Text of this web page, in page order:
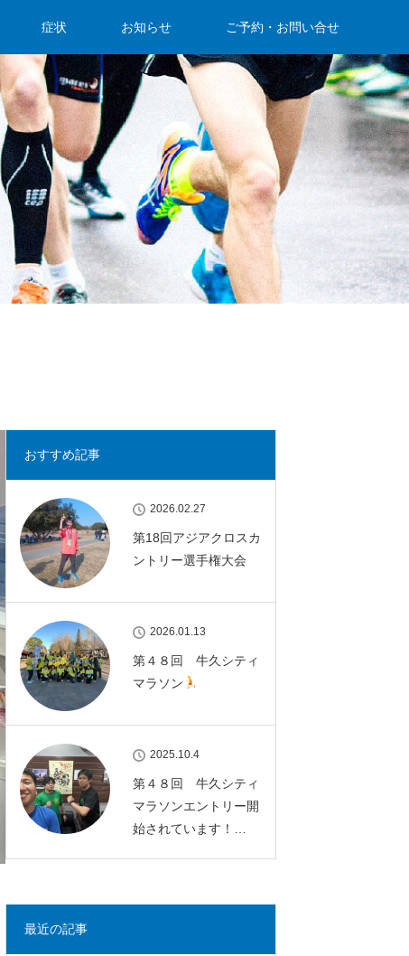
症状 お知らせ ご予約・お問い合せ
おすすめ記事
2026.02.27
第18回アジアクロスカ
ントリー選手権大会
2026.01.13
第４８回 牛久シティ
マラソン
2025.10.4
第４８回 牛久シティ
マラソンエントリー開
始されています！…
最近の記事